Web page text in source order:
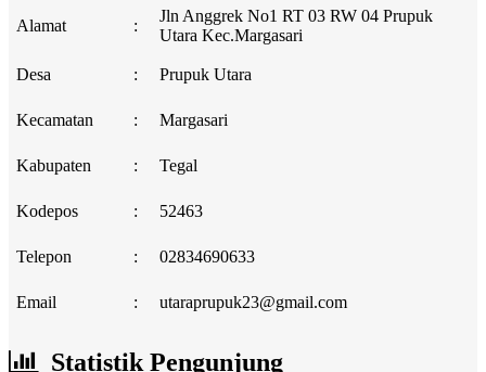
Alamat :
Jln Anggrek No1 RT 03 RW 04 Prupuk
Utara Kec.Margasari
Desa : Prupuk Utara
Kecamatan : Margasari
Kabupaten : Tegal
Kodepos : 52463
Telepon : 02834690633
Email : utaraprupuk23@gmail.com
Statistik Pengunjung